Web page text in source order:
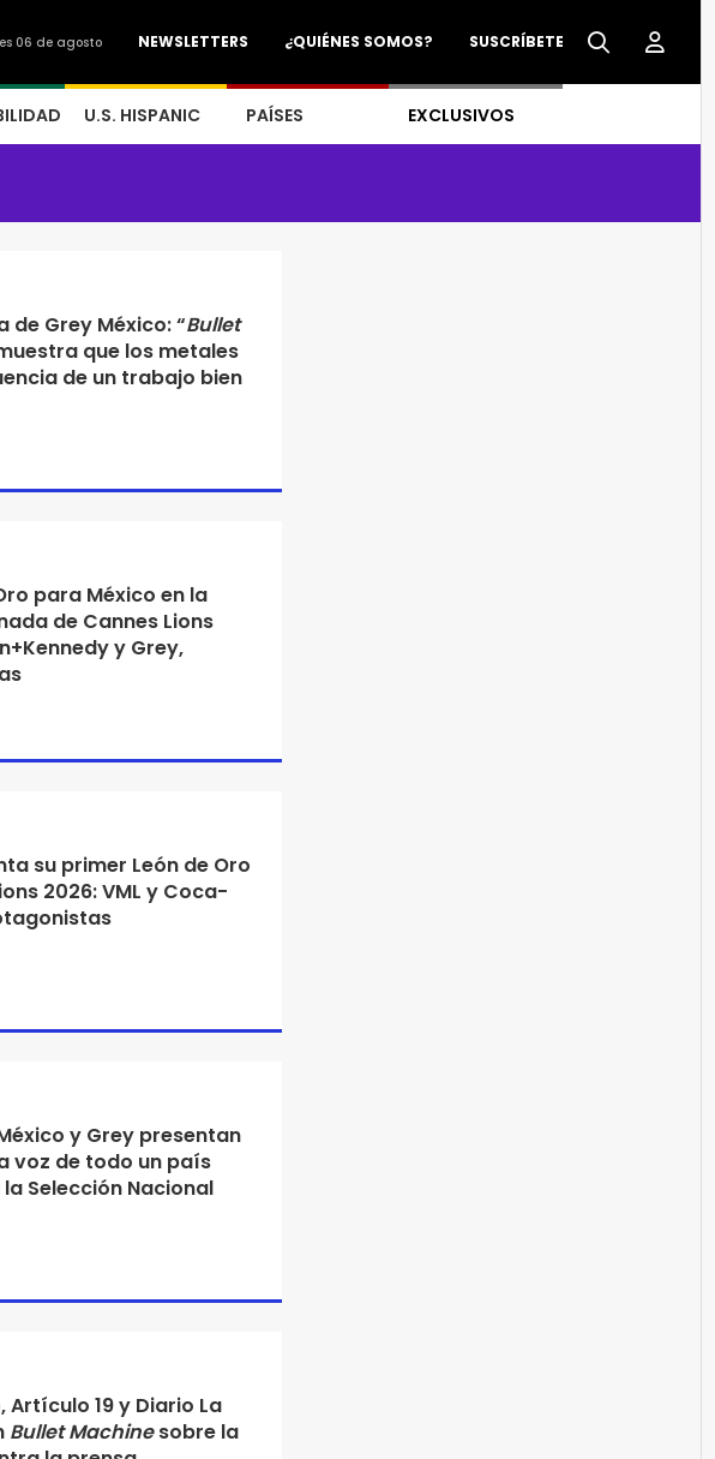
SUSCRÍBETE
¿QUIÉNES SOMOS?
NEWSLETTERS
06 de agosto
U.S. HISPANIC PAÍSES EXCLUSIVOS
de Grey México: “Bullet
que los metales
de un trabajo bien
para México en la
de Cannes Lions
y Grey,
su primer León de Oro
2026: VML y Coca-
y Grey presentan
voz de todo un país
Selección Nacional
Artículo 19 y Diario La
Bullet Machinesobre la